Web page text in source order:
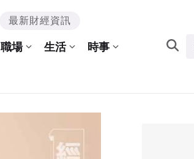
最新財經資訊
職場 生活 時事